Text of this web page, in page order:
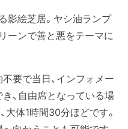
影絵芝居。ヤシ油ランプ
ーンで善と悪をテーマに
要で当日、インフォメー
、自由席となっている場
大体1時間30分ほどです。